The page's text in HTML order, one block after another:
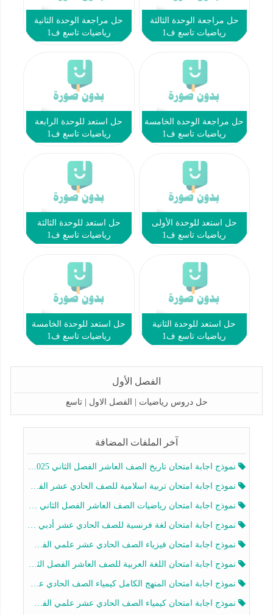
حل مراجعة الوحدة الثالثة
رياضيات تاسع ف1
حل مراجعة الوحدة الثانية
رياضيات تاسع ف1
حل مراجعة الوحدة الخامسة
رياضيات تاسع ف1
حل استعد للوحدة الرابعة
رياضيات تاسع ف1
حل استعد للوحدة الأولى
رياضيات تاسع ف1
حل استعد للوحدة الثالثة
رياضيات تاسع ف1
حل استعد للوحدة الثانية
رياضيات تاسع ف1
حل استعد للوحدة الخامسة
رياضيات تاسع ف1
الفصل الأول
حل دروس رياضيات | الفصل الاول | تاسع
آخر الملفات المضافة
نموذج اجابة امتحان تاريخ الصف العاشر الفصل الثاني 2025-2026
نموذج اجابة امتحان تربية اسلامية للصف الحادي عشر الفصل الثاني 2025-2026
نموذج اجابة امتحان رياضيات الصف العاشر الفصل الثاني 2025-2026
نموذج اجابة امتحان لغة فرنسية للصف الحادي عشر أدبي الفصل الثاني 2025-2026
نموذج اجابة امتحان فيزياء الصف الحادي عشر علمي الفصل الثاني 2025-2026
نموذج اجابة امتحان اللغة العربية للصف العاشر الفصل الثاني 2025-2026
نموذج اجابة امتحان المنهج الكامل كيمياء الصف الحادي عشر علمي الفصل الثاني 2025-2026
نموذج اجابة امتحان كيمياء الصف الحادي عشر علمي الفصل الثاني 2025-2026